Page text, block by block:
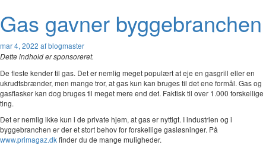
Gas gavner byggebranchen
mar 4, 2022 af blogmaster
Dette indhold er sponsoreret.
De fleste kender til gas. Det er nemlig meget populært at eje en gasgrill eller en
ukrudtsbrænder, men mange tror, at gas kun kan bruges til det ene formål. Gas og
gasflasker kan dog bruges til meget mere end det. Faktisk til over 1.000 forskellige
ting.
Det er nemlig ikke kun i de private hjem, at gas er nyttigt. I industrien og i
byggebranchen er der et stort behov for forskellige gasløsninger. På
www.primagaz.dkfinder du de mange muligheder.